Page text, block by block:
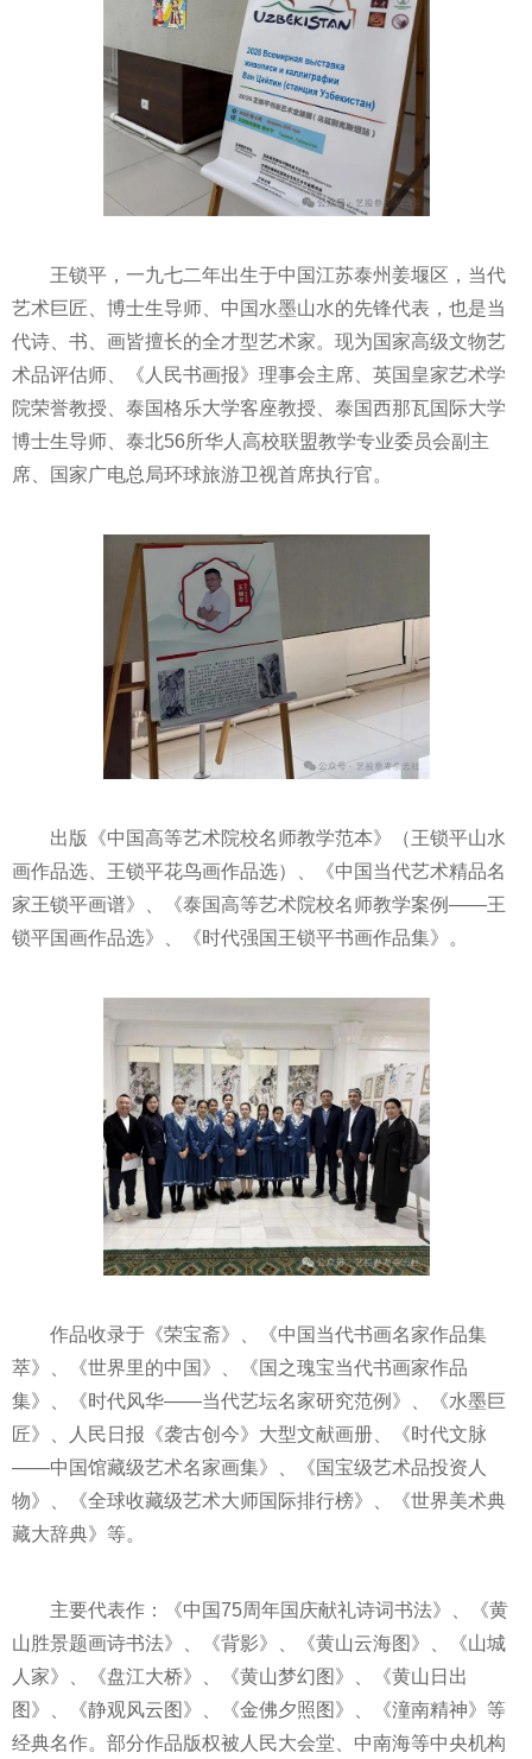
王锁平，一九七二年出生于中国江苏泰州姜堰区，当代
艺术巨匠、博士生导师、中国水墨山水的先锋代表，也是当
代诗、书、画皆擅长的全才型艺术家。现为国家高级文物艺
术品评估师、《人民书画报》理事会主席、英国皇家艺术学
院荣誉教授、泰国格乐大学客座教授、泰国西那瓦国际大学
博士生导师、泰北56所华人高校联盟教学专业委员会副主
席、国家广电总局环球旅游卫视首席执行官。
出版《中国高等艺术院校名师教学范本》（王锁平山水
画作品选、王锁平花鸟画作品选）、《中国当代艺术精品名
家王锁平画谱》、《泰国高等艺术院校名师教学案例——王
锁平国画作品选》、《时代强国王锁平书画作品集》。
作品收录于《荣宝斋》、《中国当代书画名家作品集
萃》、《世界里的中国》、《国之瑰宝当代书画家作品
集》、《时代风华——当代艺坛名家研究范例》、《水墨巨
匠》、人民日报《袭古创今》大型文献画册、《时代文脉
——中国馆藏级艺术名家画集》、《国宝级艺术品投资人
物》、《全球收藏级艺术大师国际排行榜》、《世界美术典
藏大辞典》等。
主要代表作：《中国75周年国庆献礼诗词书法》、《黄
山胜景题画诗书法》、《背影》、《黄山云海图》、《山城
人家》、《盘江大桥》、《黄山梦幻图》、《黄山日出
图》、《静观风云图》、《金佛夕照图》、《潼南精神》等
经典名作。部分作品版权被人民大会堂、中南海等中央机构